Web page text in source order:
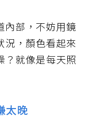
內部，不妨用鏡
況，顏色看起來
？就像是每天照
太晚